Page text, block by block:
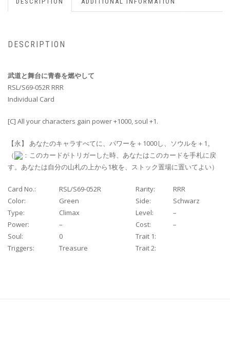
DESCRIPTION
武道と舞台に青春を燃やして
RSL/S69-052R RRR
Individual Card
[C] All your characters gain power +1000, soul +1.
【永】 あなたのキャラすべてに、パワーを＋1000し、ソウルを＋1。
（
：このカードがトリガーした時、あなたはこのカードを手札に戻
す。あなたは自分の山札の上から1枚を、ストック置場に置いてよい）
Card No.: RSL/S69-052R Rarity:
RRR
Color:
Green Side:
Schwarz
Type:
Climax Level:
–
Power:
– Cost:
–
Soul:
0
Trait 1:
Triggers:
Treasure Trait 2: